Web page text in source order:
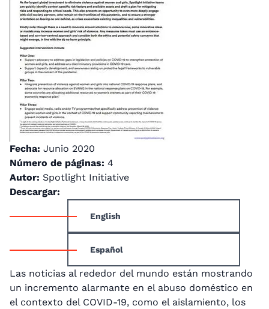
Fecha: Junio 2020
Número de páginas: 4
Autor: Spotlight Initiative
Descargar:
English
Español
Las noticias al rededor del mundo están mostrando
un incremento alarmante en el abuso doméstico en
el contexto del COVID-19, como el aislamiento, los